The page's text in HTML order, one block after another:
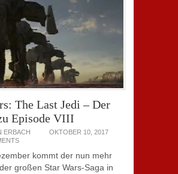
The Last Jedi – Der
Episode VIII
ERBACH
OKTOBER 10, 2017
kommt der nun mehr
großen Star Wars-Saga in